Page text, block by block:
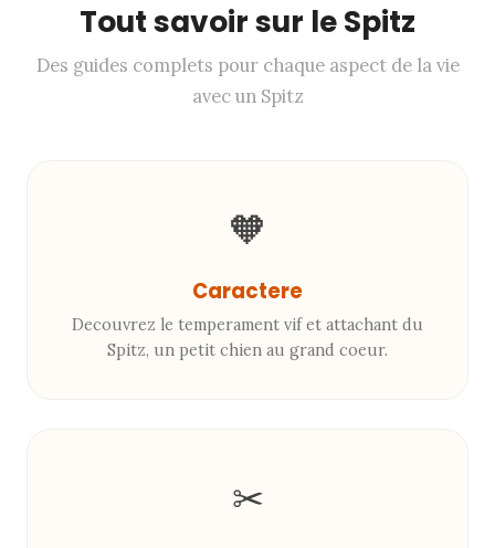
Tout savoir sur le Spitz
Des guides complets pour chaque aspect de la vie
avec un Spitz
🧡
Caractere
Decouvrez le temperament vif et attachant du
Spitz, un petit chien au grand coeur.
✂